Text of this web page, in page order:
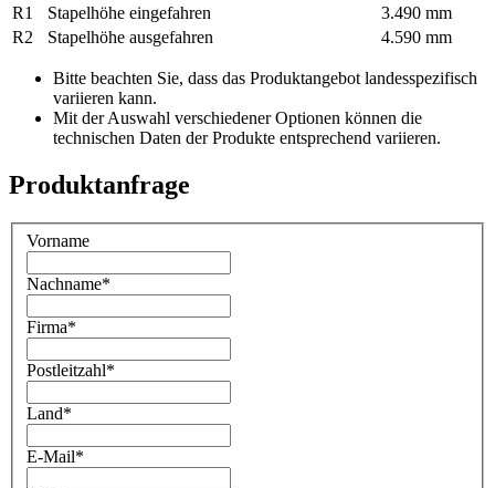
R1
Stapelhöhe eingefahren
3.490 mm
R2
Stapelhöhe ausgefahren 4.590 mm
Bitte beachten Sie, dass das Produktangebot landesspezifisch
variieren kann.
Mit der Auswahl verschiedener Optionen können die
technischen Daten der Produkte entsprechend variieren.
Produktanfrage
Vorname
Nachname*
Firma*
Postleitzahl*
Land*
E-Mail*